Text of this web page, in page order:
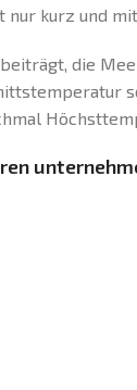
kurz und
die